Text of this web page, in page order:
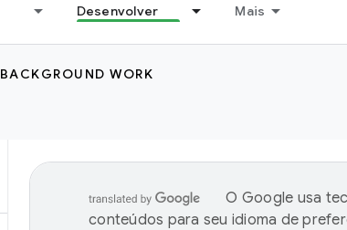
Desenvolver Mais
BACKGROUND WORK
O Google usa
conteúdos para seu idioma de